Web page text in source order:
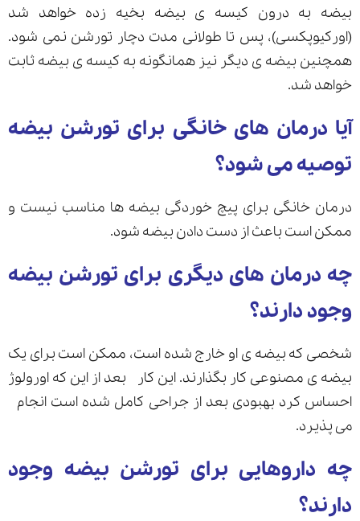
بیضه به درون کیسه ی بیضه بخیه زده خواهد شد
(اورکیوپکسی)، پس تا طولانی مدت دچار تورشن نمی شود.
همچنین بیضه ی دیگر نیز همانگونه به کیسه ی بیضه ثابت
خواهد شد.
آیا درمان های خانگی برای تورشن بیضه
توصیه می شود؟
درمان خانگی برای پیچ خوردگی بیضه ها مناسب نیست و
ممکن است باعث از دست دادن بیضه شود.
چه درمان های دیگری برای تورشن بیضه
وجود دارند؟
شخصی که بیضه ی او خارج شده است، ممکن است برای یک
بیضه ی مصنوعی کار بگذارند. این کار بعد از این که اورولوژ
احساس کرد بهبودی بعد از جراحی کامل شده است انجام
می پذیرد.
چه داروهایی برای تورشن بیضه وجود
دارند؟